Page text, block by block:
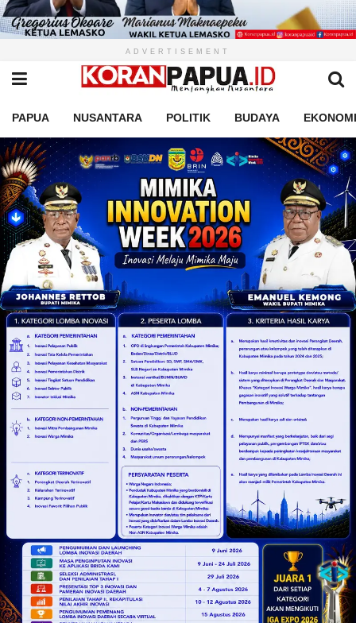
ADVERTISEMENT
PAPUA NUSANTARA POLITIK BUDAYA EKONOMI